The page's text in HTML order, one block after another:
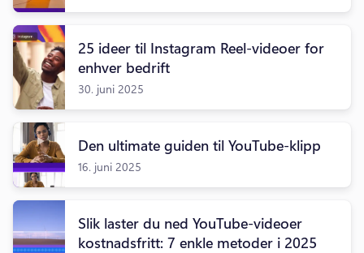
25 ideer til Instagram Reel-videoer for
enhver bedrift
30. juni 2025
Den ultimate guiden til YouTube-klipp
16. juni 2025
Slik laster du ned YouTube-videoer
kostnadsfritt: 7 enkle metoder i 2025